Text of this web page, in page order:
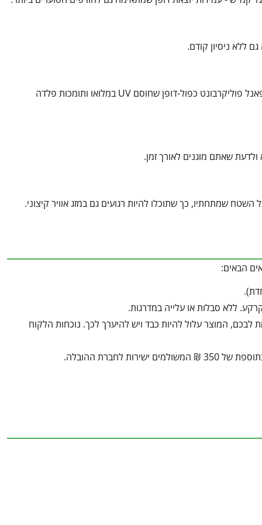
ללא ניסיון קודם.
כי איכות אמיתית ניכרת רק אחרי כמה שנים - וזה בדיוק ההבדל. גגון Herald בנוי מפאנל פוליקרבונט כפול-דופן שחוסם UV במלואו ותומכות פלדה
שמתחתיו, כך שתוכלו להיות רגועים גם במזג אוויר קיצוני.
הבאים:
ללא סבלות או עלייה במדרגות.
המוצר עלול להיות כבד ויש להיערך לכך. נוכחות הלקוח
לחברת ההובלה.